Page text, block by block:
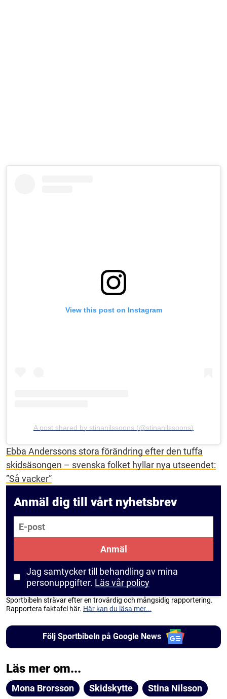
View this post on Instagram
A post shared by stinanilssoons (@stinanilssoons)
Ebba Anderssons stora förändring efter den tuffa
skidsäsongen – svenska folket hyllar nya utseendet:
”Så vacker”
Anmäl dig till vårt nyhetsbrev
E-post
Anmäl
Jag samtycker till behandling av mina
personuppgifter. Läs vår policy
Sportbibeln strävar efter en trovärdig och mångsidig rapportering.
Rapportera faktafel här. Här kan du läsa mer...
Följ Sportbibeln på Google News
Läs mer om...
Mona Brorsson Skidskytte Stina Nilsson